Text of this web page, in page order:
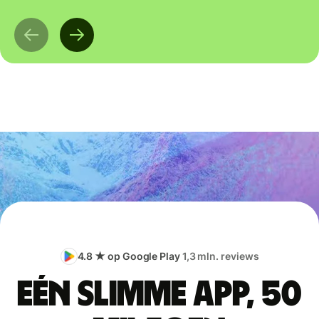
4.8 ★ op Google Play1,3 mln. reviews
Eén slimme app, 50